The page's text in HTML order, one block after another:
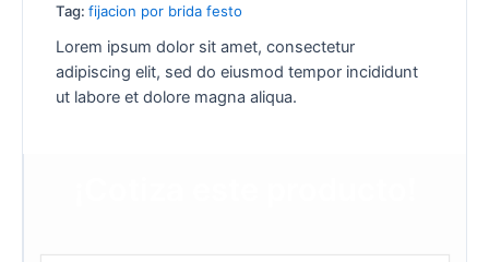
Tag: fijacion por brida festo
Lorem ipsum dolor sit amet, consectetur
adipiscing elit, sed do eiusmod tempor incididunt
ut labore et dolore magna aliqua.